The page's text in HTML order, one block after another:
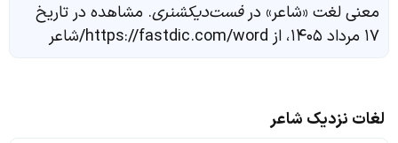
معنی لغت «شاعر» درفست‌دیکشنری. مشاهده در تاریخ
۱۷ مرداد ۱۴۰۵، از https://fastdic.com/word/شاعر
لغات نزدیک شاعر